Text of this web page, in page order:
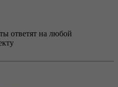
ответят на любой